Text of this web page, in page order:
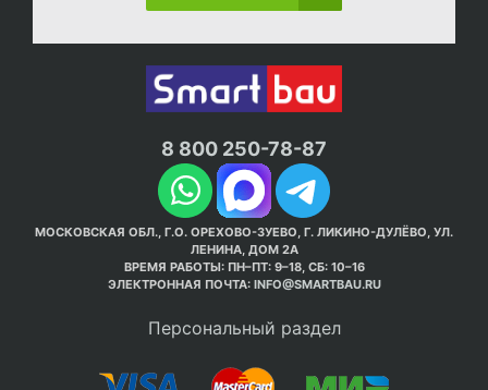
8 800 250-78-87
МОСКОВСКАЯ ОБЛ., Г.О. ОРЕХОВО-ЗУЕВО, Г. ЛИКИНО-ДУЛЁВО, УЛ.
ЛЕНИНА, ДОМ 2А
ВРЕМЯ РАБОТЫ: ПН–ПТ: 9–18, СБ: 10–16
ЭЛЕКТРОННАЯ ПОЧТА: INFO@SMARTBAU.RU
Персональный раздел